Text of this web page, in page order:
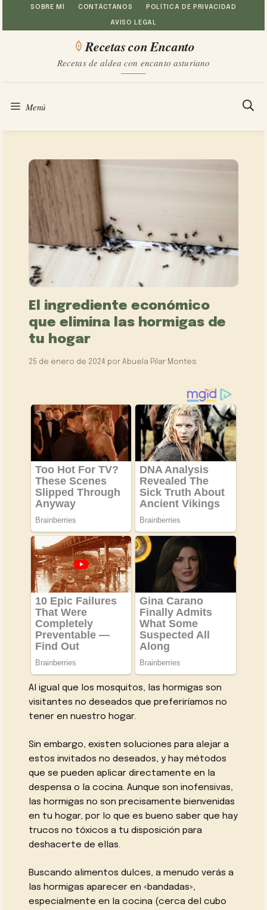
Saltar
al
SOBRE MÍ CONTÁCTANOS POLÍTICA DE PRIVACIDAD
AVISO LEGAL
Recetas con Encanto
Recetas de aldea con encanto asturiano
Menú
El ingrediente económico
que elimina las hormigas de
tu hogar
25 de enero de 2024 porAbuela Pilar Montes
Al igual que los mosquitos, las hormigas son
visitantes no deseados que preferiríamos no
tener en nuestro hogar.
Sin embargo, existen soluciones para alejar a
estos invitados no deseados, y hay métodos
que se pueden aplicar directamente en la
despensa o la cocina. Aunque son inofensivas,
las hormigas no son precisamente bienvenidas
en tu hogar, por lo que es bueno saber que hay
trucos no tóxicos a tu disposición para
deshacerte de ellas.
Buscando alimentos dulces, a menudo verás a
las hormigas aparecer en «bandadas»,
especialmente en la cocina (cerca del cubo